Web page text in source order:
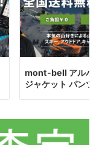
mont-bell アルパ
ジャケット パンツ